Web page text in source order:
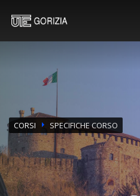
CORSI SPECIFICHE CORSO